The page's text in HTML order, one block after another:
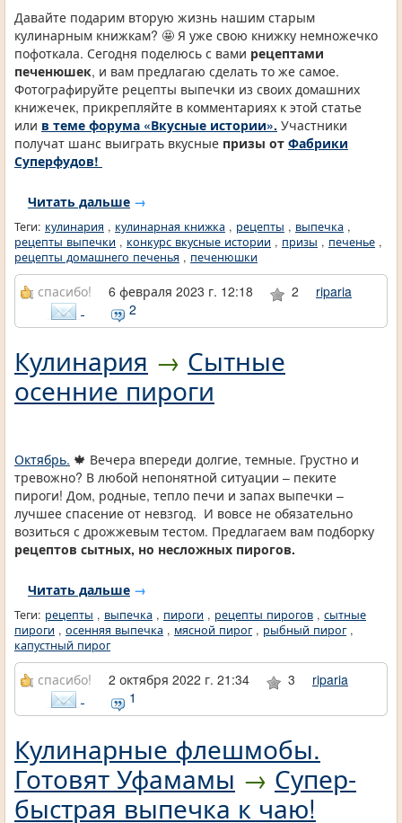
Давайте подарим вторую жизнь нашим старым
кулинарным книжкам? 🤩 Я уже свою книжку немножечко
пофоткала. Сегодня поделюсь с вами рецептами
печенюшек, и вам предлагаю сделать то же самое.
Фотографируйте рецепты выпечки из своих домашних
книжечек, прикрепляйте в комментариях к этой статье
или в теме форума «Вкусные истории». Участники
получат шанс выиграть вкусные призы от Фабрики
Суперфудов!
Читать дальше →
Теги: кулинария , кулинарная книжка , рецепты , выпечка ,
рецепты выпечки , конкурс вкусные истории , призы , печенье ,
рецепты домашнего печенья , печенюшки
спасибо! 6 февраля 2023 г. 12:18 2
riparia
2
Кулинария → Сытные
осенние пироги
Октябрь. 🍁 Вечера впереди долгие, темные. Грустно и
тревожно? В любой непонятной ситуации – пеките
пироги! Дом, родные, тепло печи и запах выпечки –
лучшее спасение от невзгод. И вовсе не обязательно
возиться с дрожжевым тестом. Предлагаем вам подборку
рецептов сытных, но несложных пирогов.
Читать дальше →
Теги: рецепты , выпечка , пироги , рецепты пирогов , сытные
пироги , осенняя выпечка , мясной пирог, рыбный пирог,
капустный пирог
спасибо! 2 октября 2022 г. 21:34 3
riparia
1
Кулинарные флешмобы.
Готовят Уфамамы → Супер-
быстрая выпечка к чаю!